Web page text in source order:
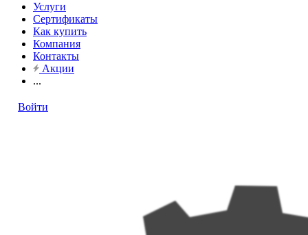
Услуги
Сертификаты
Как купить
Компания
Контакты
Акции
...
Войти